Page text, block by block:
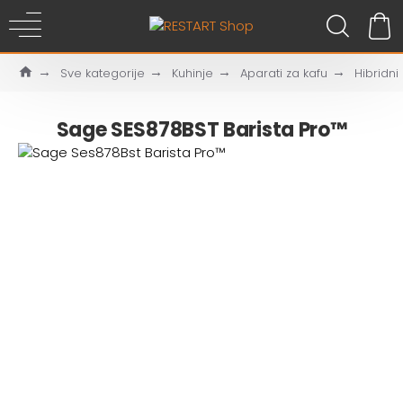
Sve kategorije Kuhinje Aparati za kafu Hibridni
Sage SES878BST Barista Pro™